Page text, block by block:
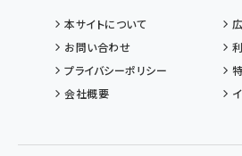
本サイトについて
お問い合わせ
プライバシーポリシー
会社概要